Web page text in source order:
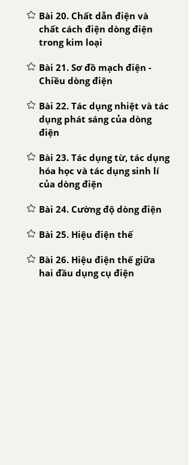
Bài 20. Chất dẫn điện và
chất cách điện dòng điện
trong kim loại
Bài 21. Sơ đồ mạch điện -
Chiều dòng điện
Bài 22. Tác dụng nhiệt và tác
dụng phát sáng của dòng
điện
Bài 23. Tác dụng từ, tác dụng
hóa học và tác dụng sinh lí
của dòng điện
Bài 24. Cường độ dòng điện
Bài 25. Hiệu điện thế
Bài 26. Hiệu điện thế giữa
hai đầu dụng cụ điện